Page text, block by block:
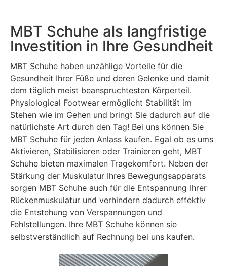
MBT Schuhe als langfristige
Investition in Ihre Gesundheit
MBT Schuhe haben unzählige Vorteile für die
Gesundheit Ihrer Füße und deren Gelenke und damit
dem täglich meist beanspruchtesten Körperteil.
Physiological Footwear ermöglicht Stabilität im
Stehen wie im Gehen und bringt Sie dadurch auf die
natürlichste Art durch den Tag! Bei uns können Sie
MBT Schuhe für jeden Anlass kaufen. Egal ob es ums
Aktivieren, Stabilisieren oder Trainieren geht, MBT
Schuhe bieten maximalen Tragekomfort. Neben der
Stärkung der Muskulatur Ihres Bewegungsapparats
sorgen MBT Schuhe auch für die Entspannung Ihrer
Rückenmuskulatur und verhindern dadurch effektiv
die Entstehung von Verspannungen und
Fehlstellungen. Ihre MBT Schuhe können sie
selbstverständlich auf Rechnung bei uns kaufen.